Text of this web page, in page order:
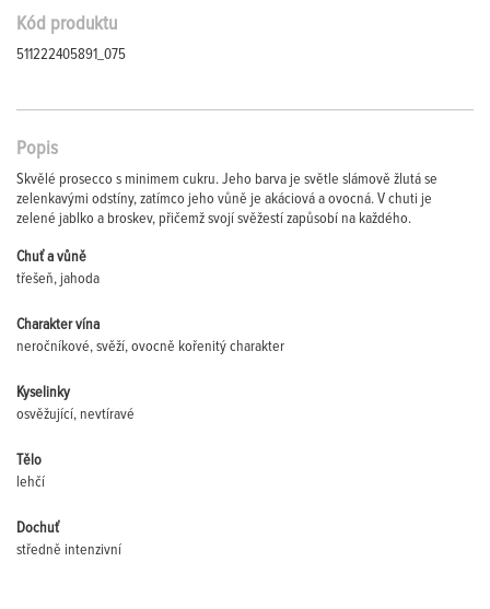
Kód produktu
511222405891_075
Popis
Skvělé prosecco s minimem cukru. Jeho barva je světle slámově žlutá se
zelenkavými odstíny, zatímco jeho vůně je akáciová a ovocná. V chuti je
zelené jablko a broskev, přičemž svojí svěžestí zapůsobí na každého.
Chuť a vůně
třešeň, jahoda
Charakter vína
neročníkové, svěží, ovocně kořenitý charakter
Kyselinky
osvěžující, nevtíravé
Tělo
lehčí
Dochuť
středně intenzivní